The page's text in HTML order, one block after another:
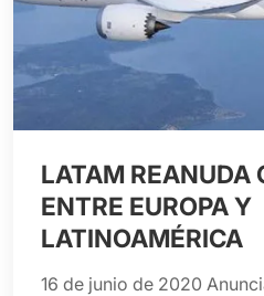
LATAM REANUDA
ENTRE EUROPA Y
LATINOAMÉRICA
16 de junio de 2020